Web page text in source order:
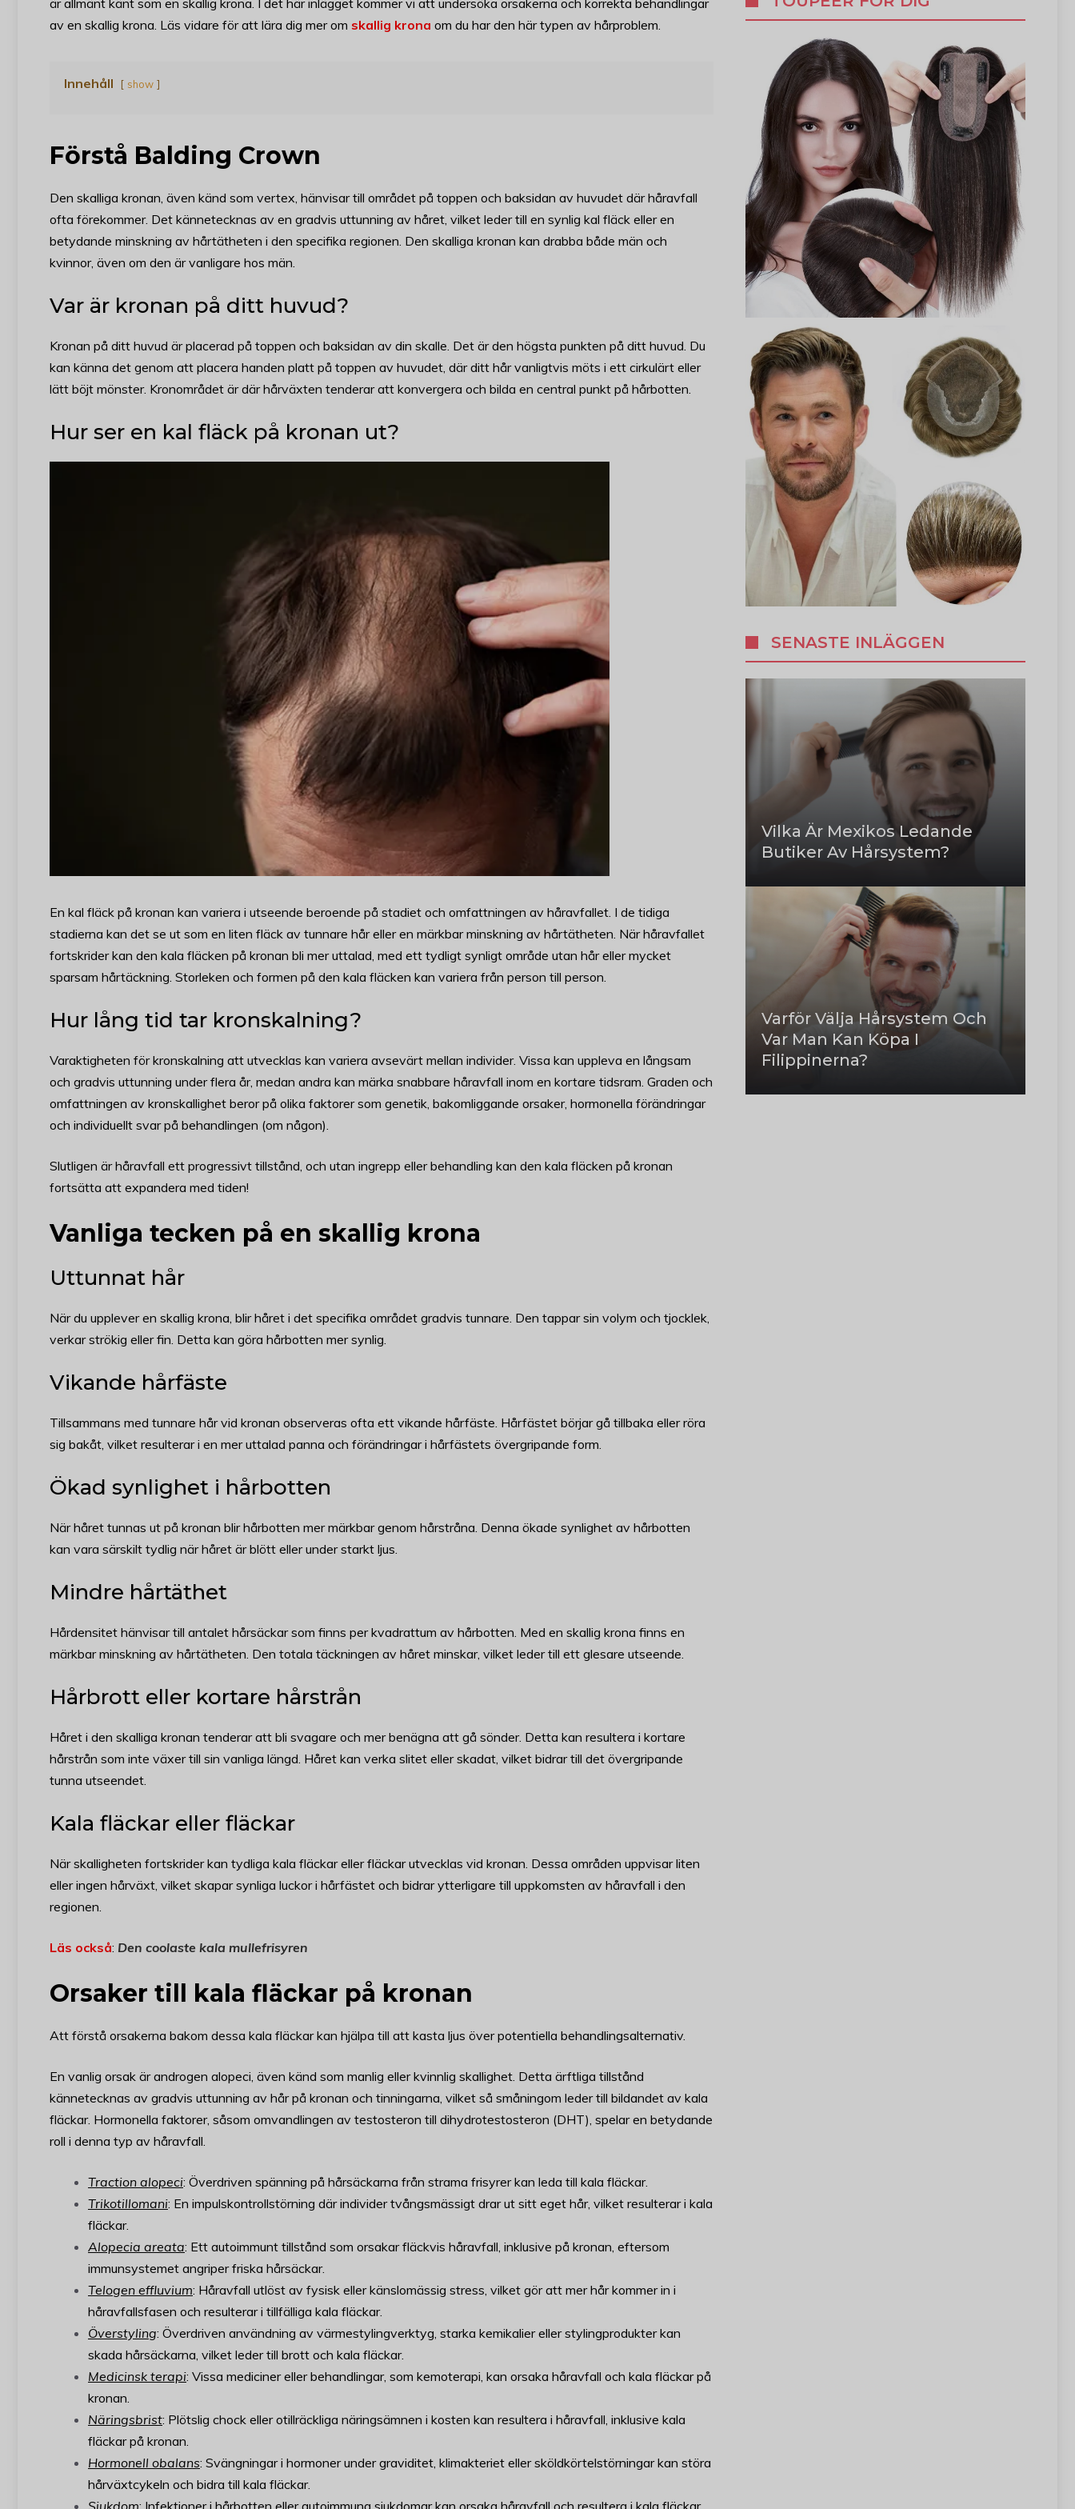
är allmänt känt som en skallig krona. I det här inlägget kommer vi att undersöka orsakerna och korrekta behandlingar
av en skallig krona. Läs vidare för att lära dig mer om skallig krona om du har den här typen av hårproblem.
Innehåll show
Förstå Balding Crown
Den skalliga kronan, även känd som vertex, hänvisar till området på toppen och baksidan av huvudet där håravfall
ofta förekommer. Det kännetecknas av en gradvis uttunning av håret, vilket leder till en synlig kal fläck eller en
betydande minskning av hårtätheten i den specifika regionen. Den skalliga kronan kan drabba både män och
kvinnor, även om den är vanligare hos män.
Var är kronan på ditt huvud?
Kronan på ditt huvud är placerad på toppen och baksidan av din skalle. Det är den högsta punkten på ditt huvud. Du
kan känna det genom att placera handen platt på toppen av huvudet, där ditt hår vanligtvis möts i ett cirkulärt eller
lätt böjt mönster. Kronområdet är där hårväxten tenderar att konvergera och bilda en central punkt på hårbotten.
Hur ser en kal fläck på kronan ut?
En kal fläck på kronan kan variera i utseende beroende på stadiet och omfattningen av håravfallet. I de tidiga
stadierna kan det se ut som en liten fläck av tunnare hår eller en märkbar minskning av hårtätheten. När håravfallet
fortskrider kan den kala fläcken på kronan bli mer uttalad, med ett tydligt synligt område utan hår eller mycket
sparsam hårtäckning. Storleken och formen på den kala fläcken kan variera från person till person.
Hur lång tid tar kronskalning?
Varaktigheten för kronskalning att utvecklas kan variera avsevärt mellan individer. Vissa kan uppleva en långsam
och gradvis uttunning under flera år, medan andra kan märka snabbare håravfall inom en kortare tidsram. Graden och
omfattningen av kronskallighet beror på olika faktorer som genetik, bakomliggande orsaker, hormonella förändringar
och individuellt svar på behandlingen (om någon).
Slutligen är håravfall ett progressivt tillstånd, och utan ingrepp eller behandling kan den kala fläcken på kronan
fortsätta att expandera med tiden!
Vanliga tecken på en skallig krona
Uttunnat hår
När du upplever en skallig krona, blir håret i det specifika området gradvis tunnare. Den tappar sin volym och tjocklek,
verkar strökig eller fin. Detta kan göra hårbotten mer synlig.
Vikande hårfäste
Tillsammans med tunnare hår vid kronan observeras ofta ett vikande hårfäste. Hårfästet börjar gå tillbaka eller röra
sig bakåt, vilket resulterar i en mer uttalad panna och förändringar i hårfästets övergripande form.
Ökad synlighet i hårbotten
När håret tunnas ut på kronan blir hårbotten mer märkbar genom hårstråna. Denna ökade synlighet av hårbotten
kan vara särskilt tydlig när håret är blött eller under starkt ljus.
Mindre hårtäthet
Hårdensitet hänvisar till antalet hårsäckar som finns per kvadrattum av hårbotten. Med en skallig krona finns en
märkbar minskning av hårtätheten. Den totala täckningen av håret minskar, vilket leder till ett glesare utseende.
Hårbrott eller kortare hårstrån
Håret i den skalliga kronan tenderar att bli svagare och mer benägna att gå sönder. Detta kan resultera i kortare
hårstrån som inte växer till sin vanliga längd. Håret kan verka slitet eller skadat, vilket bidrar till det övergripande
tunna utseendet.
Kala fläckar eller fläckar
När skalligheten fortskrider kan tydliga kala fläckar eller fläckar utvecklas vid kronan. Dessa områden uppvisar liten
eller ingen hårväxt, vilket skapar synliga luckor i hårfästet och bidrar ytterligare till uppkomsten av håravfall i den
regionen.
Läs också: Den coolaste kala mullefrisyren
Orsaker till kala fläckar på kronan
Att förstå orsakerna bakom dessa kala fläckar kan hjälpa till att kasta ljus över potentiella behandlingsalternativ.
En vanlig orsak är androgen alopeci, även känd som manlig eller kvinnlig skallighet. Detta ärftliga tillstånd
kännetecknas av gradvis uttunning av hår på kronan och tinningarna, vilket så småningom leder till bildandet av kala
fläckar. Hormonella faktorer, såsom omvandlingen av testosteron till dihydrotestosteron (DHT), spelar en betydande
roll i denna typ av håravfall.
Traction alopeci: Överdriven spänning på hårsäckarna från strama frisyrer kan leda till kala fläckar.
Trikotillomani: En impulskontrollstörning där individer tvångsmässigt drar ut sitt eget hår, vilket resulterar i kala
fläckar.
Alopecia areata: Ett autoimmunt tillstånd som orsakar fläckvis håravfall, inklusive på kronan, eftersom
immunsystemet angriper friska hårsäckar.
Telogen effluvium: Håravfall utlöst av fysisk eller känslomässig stress, vilket gör att mer hår kommer in i
håravfallsfasen och resulterar i tillfälliga kala fläckar.
Överstyling: Överdriven användning av värmestylingverktyg, starka kemikalier eller stylingprodukter kan
skada hårsäckarna, vilket leder till brott och kala fläckar.
Medicinsk terapi: Vissa mediciner eller behandlingar, som kemoterapi, kan orsaka håravfall och kala fläckar på
kronan.
Näringsbrist: Plötslig chock eller otillräckliga näringsämnen i kosten kan resultera i håravfall, inklusive kala
fläckar på kronan.
Hormonell obalans: Svängningar i hormoner under graviditet, klimakteriet eller sköldkörtelstörningar kan störa
hårväxtcykeln och bidra till kala fläckar.
Sjukdom: Infektioner i hårbotten eller autoimmuna sjukdomar kan orsaka håravfall och resultera i kala fläckar
SENASTE INLÄGGEN
Vilka Är Mexikos Ledande
Butiker Av Hårsystem?
Varför Välja Hårsystem Och
Var Man Kan Köpa I
Filippinerna?